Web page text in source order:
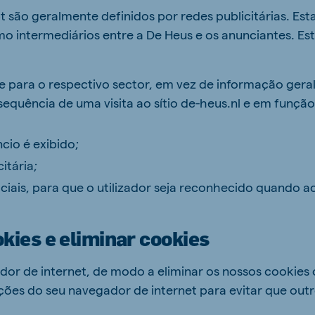
geralmente definidos por redes publicitárias.
intermediários entre a De Heus e os anunciantes.
o respectivo sector, em vez de informação
de uma visita ao sítio de-heus.nl e em
é exibido;
para que o utilizador seja reconhecido quando
e eliminar cookies
de internet, de modo a eliminar os nossos cookies
do seu navegador de internet para evitar que